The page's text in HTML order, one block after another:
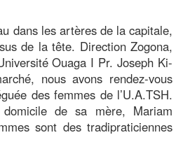
dans les artères de la capitale,
de la tête. Direction Zogona,
Ouaga I Pr. Joseph Ki-
nous avons rendez-vous
des femmes de l’U.A.TSH.
de sa mère, Mariam
sont des tradipraticiennes